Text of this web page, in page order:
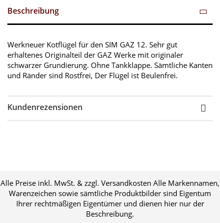
Beschreibung
Werkneuer Kotflügel für den SIM GAZ 12. Sehr gut
erhaltenes Originalteil der GAZ Werke mit originaler
schwarzer Grundierung. Ohne Tankklappe. Sämtliche Kanten
und Ränder sind Rostfrei, Der Flügel ist Beulenfrei.
Kundenrezensionen
Alle Preise inkl. MwSt. & zzgl. Versandkosten Alle Markennamen,
Warenzeichen sowie sämtliche Produktbilder sind Eigentum
Ihrer rechtmäßigen Eigentümer und dienen hier nur der
Beschreibung.